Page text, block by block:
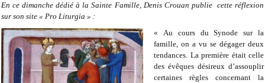
En ce dimanche dédié à la Sainte Famille, Denis Crouan publie cette réflexion
sur son site « Pro Liturgia » :
« Au cours du Synode sur la
famille, on a vu se dégager deux
tendances. La première était celle
des évêques désireux d’assouplir
certaines règles concernant la